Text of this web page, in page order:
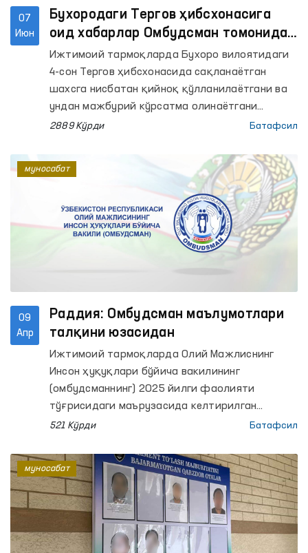
07
Июн
Бухородаги Тергов ҳибсхонасига
оид хабарлар Омбудсман томонидан
ўрганилди
Ижтимоий тармоқларда Бухоро вилоятидаги
4-сон Тергов ҳибсхонасида сақланаётган
шахсга нисбатан қийноқ қўлланилаётгани ва
ундан мажбурий кўрсатма олинаётгани
ҳақида хабарлар тарқалди.
2889 Кўрди Батафсил
09
Апр
Раддия: Омбудсман маълумотлари
талқини юзасидан
Ижтимоий тармоқларда Олий Мажлиснинг
Инсон ҳуқуқлари бўйича вакилининг
(омбудсманнинг) 2025 йилги фаолияти
тўғрисидаги маърузасида келтирилган
маълумотни Олий суд ахборот
натижасида нотўғри талқинлар юзага
келмоқда.
521 Кўрди Батафсил
муносабат
муносабат